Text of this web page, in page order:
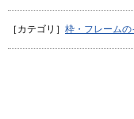
［カテゴリ］ 枠・フレームの